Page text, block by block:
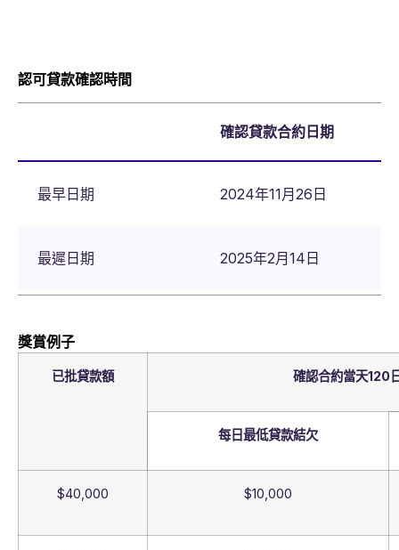
認可貸款確認時間
確認貸款合約日期
最早日期 2024年11月26日
最遲日期 2025年2月14日
獎賞例子
已批貸款額 確認合約當天120
每日最低貸款結欠
$40,000 $10,000